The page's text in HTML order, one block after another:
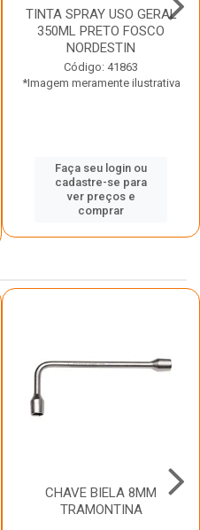
TINTA SPRAY USO GERAL
350ML PRETO FOSCO
NORDESTIN
Código: 41863
*Imagem meramente ilustrativa
Faça seu login ou
cadastre-se para
ver preços e
comprar
CHAVE BIELA 8MM
TRAMONTINA